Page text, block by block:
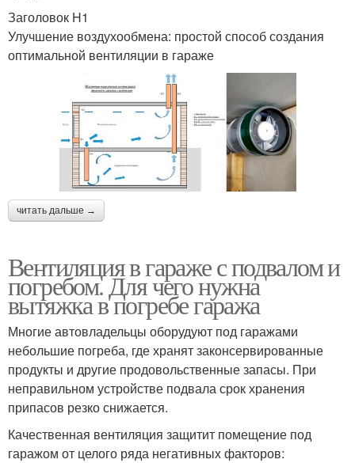
Заголовок H1
Улучшение воздухообмена: простой способ создания
оптимальной вентиляции в гараже
читать дальше →
Вентиляция в гараже с подвалом и
погребом. Для чего нужна
вытяжка в погребе гаража
Многие автовладельцы оборудуют под гаражами
небольшие погреба, где хранят законсервированные
продукты и другие продовольственные запасы. При
неправильном устройстве подвала срок хранения
припасов резко снижается.
Качественная вентиляция защитит помещение под
гаражом от целого ряда негативных факторов: